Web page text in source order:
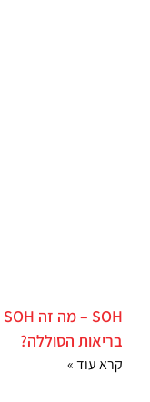
בריאות הסוללה?
קרא עוד »